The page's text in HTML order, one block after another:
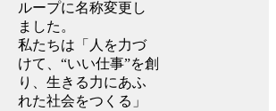
ループに名称変更し
ました。
私たちは「人を力づ
けて、“いい仕事”を創
り、生きる力にあふ
れた社会をつくる」